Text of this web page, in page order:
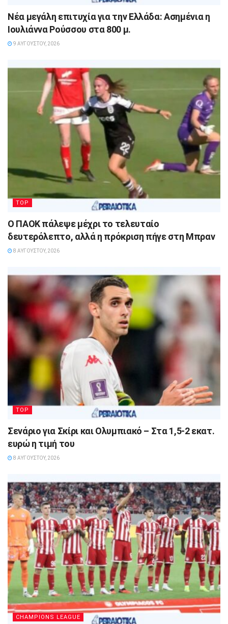
Νέα μεγάλη επιτυχία για την Ελλάδα: Ασημένια η
Ιουλιάννα Ρούσσου στα 800 μ.
9 ΑΥΓΟΎΣΤΟΥ, 2026
TOP
Ο ΠΑΟΚ πάλεψε μέχρι το τελευταίο
δευτερόλεπτο, αλλά η πρόκριση πήγε στη Μπραν
8 ΑΥΓΟΎΣΤΟΥ, 2026
TOP
Σενάριο για Σκίρι και Ολυμπιακό – Στα 1,5-2 εκατ.
ευρώ η τιμή του
8 ΑΥΓΟΎΣΤΟΥ, 2026
CHAMPIONS LEAGUE